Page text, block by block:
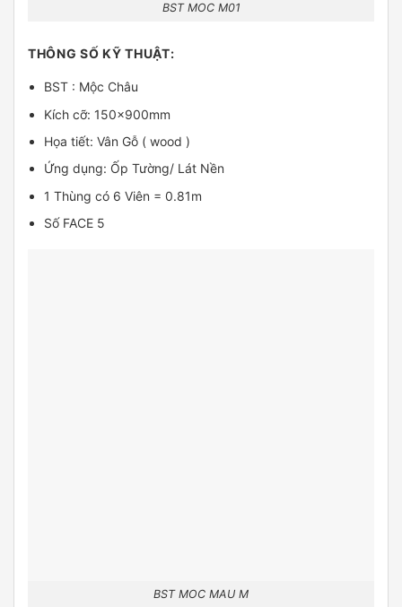
BST MOC M01
THÔNG SỐ KỸ THUẬT:
BST : Mộc Châu
Kích cỡ: 150x900mm
Họa tiết: Vân Gỗ ( wood )
Ứng dụng: Ốp Tường/ Lát Nền
1 Thùng có 6 Viên = 0.81m
Số FACE 5
BST MOC MAU M